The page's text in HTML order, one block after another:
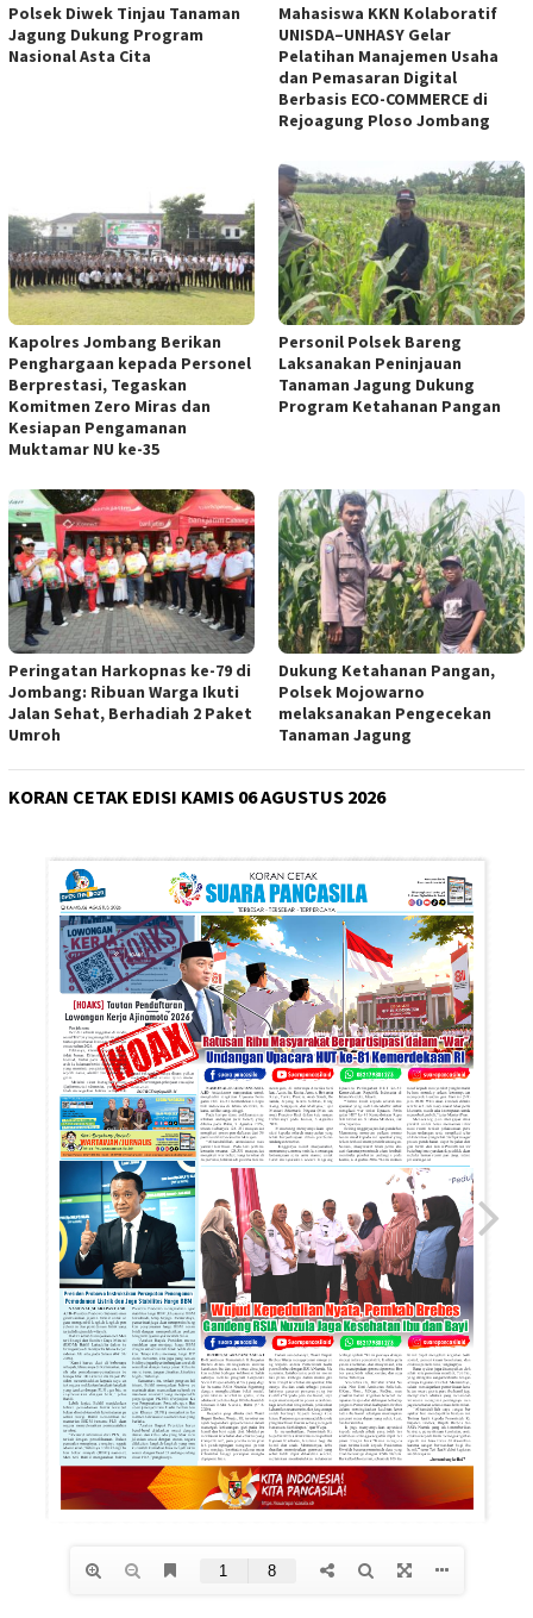
Polsek Diwek Tinjau Tanaman
Jagung Dukung Program
Nasional Asta Cita
Mahasiswa KKN Kolaboratif
UNISDA–UNHASY Gelar
Pelatihan Manajemen Usaha
dan Pemasaran Digital
Berbasis ECO-COMMERCE di
Rejoagung Ploso Jombang
Kapolres Jombang Berikan
Penghargaan kepada Personel
Berprestasi, Tegaskan
Komitmen Zero Miras dan
Kesiapan Pengamanan
Muktamar NU ke-35
Personil Polsek Bareng
Laksanakan Peninjauan
Tanaman Jagung Dukung
Program Ketahanan Pangan
Peringatan Harkopnas ke-79 di
Jombang: Ribuan Warga Ikuti
Jalan Sehat, Berhadiah 2 Paket
Umroh
Dukung Ketahanan Pangan,
Polsek Mojowarno
melaksanakan Pengecekan
Tanaman Jagung
KORAN CETAK EDISI KAMIS 06 AGUSTUS 2026